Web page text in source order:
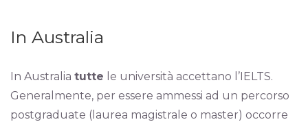
In Australia
In Australia tutte le università accettano l’IELTS.
Generalmente, per essere ammessi ad un percorso
postgraduate (laurea magistrale o master) occorre